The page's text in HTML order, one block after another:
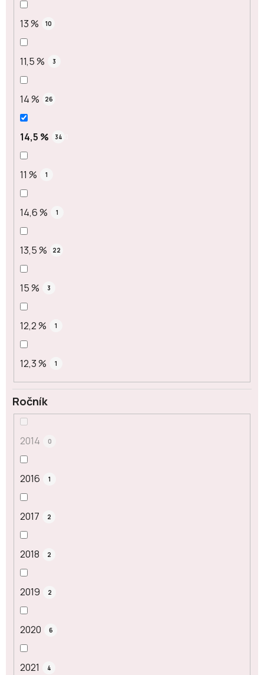
13 % 10
11,5 % 3
14 % 26
14,5 % 34
11 % 1
14,6 % 1
13,5 % 22
15 % 3
12,2 % 1
12,3 % 1
Ročník
2014 0
2016 1
2017 2
2018 2
2019 2
2020 6
2021 4